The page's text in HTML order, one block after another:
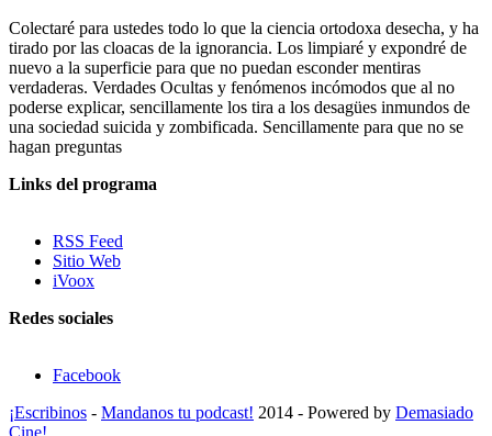
Colectaré para ustedes todo lo que la ciencia ortodoxa desecha, y ha
tirado por las cloacas de la ignorancia. Los limpiaré y expondré de
nuevo a la superficie para que no puedan esconder mentiras
verdaderas. Verdades Ocultas y fenómenos incómodos que al no
poderse explicar, sencillamente los tira a los desagües inmundos de
una sociedad suicida y zombificada. Sencillamente para que no se
hagan preguntas
Links del programa
RSS Feed
Sitio Web
iVoox
Redes sociales
Facebook
¡Escribinos - Mandanos tu podcast! 2014 - Powered by Demasiado